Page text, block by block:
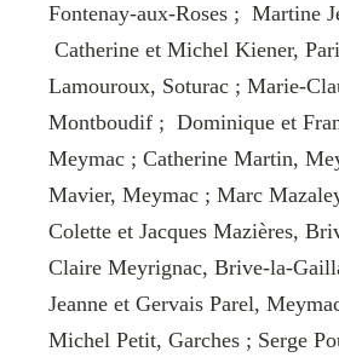
Fontenay-aux-Roses ; Martine
Catherine et Michel Kiener,
Lamouroux, Soturac ; Marie-
Montboudif ; Dominique et
Meymac ; Catherine Martin,
Mavier, Meymac ; Marc
Colette et Jacques Mazières,
Claire Meyrignac, Brive-la-
Jeanne et Gervais Parel,
Michel Petit, Garches ; Serge